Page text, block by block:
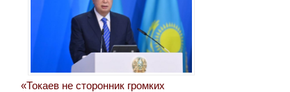
«Токаев не сторонник громких